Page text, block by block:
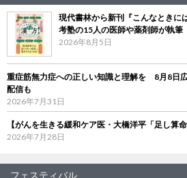
現代書林から新刊『こんなとき
考塾の15人の医師や薬剤師が執筆
2026年8月5日
重症筋無力症への正しい知識と理解を 8月8日
配信も
2026年7月31日
【がんを生きる緩和ケア医・大橋洋平「足し算
2026年7月28日
フェスティバル